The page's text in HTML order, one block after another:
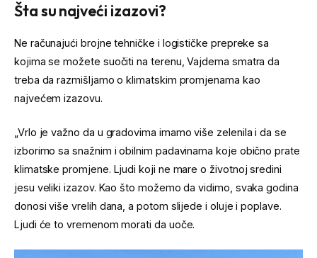
Šta su najveći izazovi?
Ne računajući brojne tehničke i logističke prepreke sa
kojima se možete suočiti na terenu, Vajdema smatra da
treba da razmišljamo o klimatskim promjenama kao
najvećem izazovu.
„Vrlo je važno da u gradovima imamo više zelenila i da se
izborimo sa snažnim i obilnim padavinama koje obično prate
klimatske promjene. Ljudi koji ne mare o životnoj sredini
jesu veliki izazov. Kao što možemo da vidimo, svaka godina
donosi više vrelih dana, a potom slijede i oluje i poplave.
Ljudi će to vremenom morati da uoče.